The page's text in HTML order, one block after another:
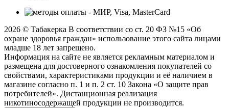
2026 © Табакерка В соответствии со ст. 20 ФЗ №15 «Об
охране здоровья граждан» использование этого сайта лицами
младше 18 лет запрещено.
Информация на сайте не является рекламным материалом и
размещена для достоверного ознакомления покупателей со
свойствами, характеристиками продукции и её наличием в
магазине согласно п. 1 и п. 2 ст. 10 Закона «О защите прав
потребителей». Дистанционная реализация
никотиносодержащей продукции не производится.